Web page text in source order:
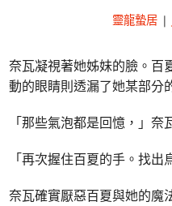
靈龍蟄居|
奈瓦凝視著她姊妹的臉。百
動的眼睛則透漏了她某部分
「那些氣泡都是回憶，」奈
「再次握住百夏的手。找出
奈瓦確實厭惡百夏與她的魔